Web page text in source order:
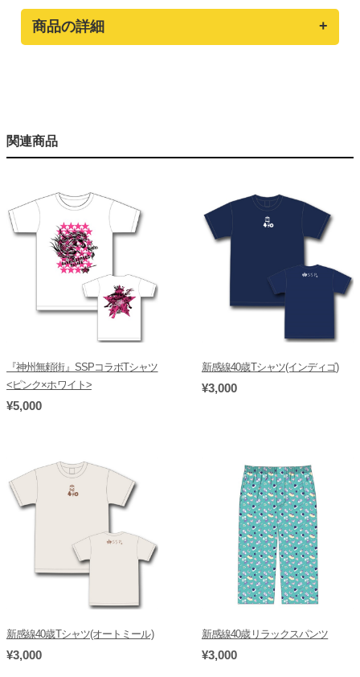
商品の詳細
関連商品
『神州無頼街』SSPコラボTシャツ
<ピンク×ホワイト>
¥5,000
新感線40歳Tシャツ(インディゴ)
¥3,000
新感線40歳Tシャツ(オートミール)
¥3,000
新感線40歳リラックスパンツ
¥3,000